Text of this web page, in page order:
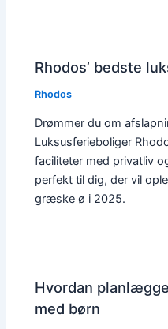
Rhodos’ bedste
Rhodos
Drømmer du om
Luksusferieboliger
faciliteter med privatliv
perfekt til dig, der vil
græske ø i 2025.
Hvordan
med børn